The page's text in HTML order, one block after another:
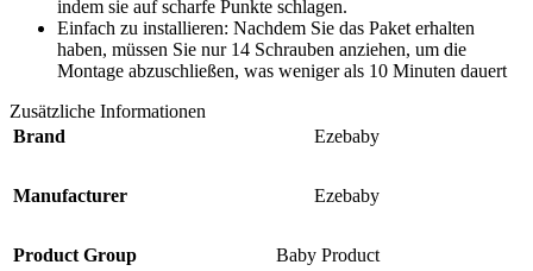
indem sie auf scharfe Punkte schlagen.
Einfach zu installieren: Nachdem Sie das Paket erhalten
haben, müssen Sie nur 14 Schrauben anziehen, um die
Montage abzuschließen, was weniger als 10 Minuten dauert
Zusätzliche Informationen
Brand
Ezebaby
Manufacturer Ezebaby
Product Group Baby Product